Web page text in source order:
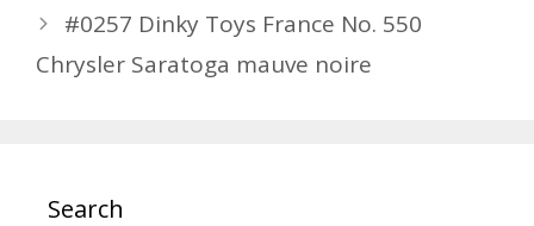
#0257 Dinky Toys France No. 550
Chrysler Saratoga mauve noire
Search